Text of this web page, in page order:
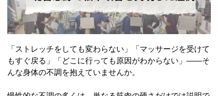
「ストレッチをしても変わらない」「マッサージを受けて
もすぐ戻る」「どこに行っても原因がわからない」――そ
んな身体の不調を抱えていませんか。